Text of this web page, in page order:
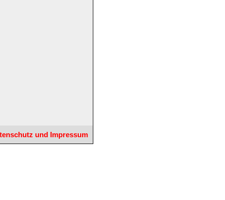
und Impressum